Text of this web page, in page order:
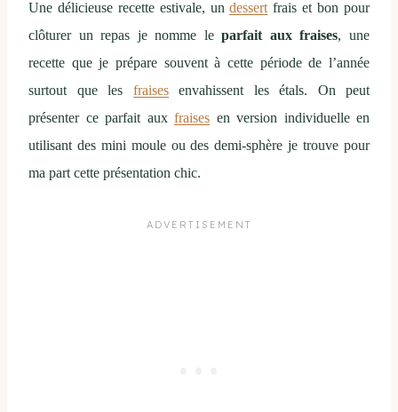
Une délicieuse recette estivale, undessert frais et bon pour
clôturer un repas je nomme leparfait aux fraises, une
recette que je prépare souvent à cette période de l’année
surtout que les fraisesenvahissent les étals. On peut
présenter ce parfait aux fraises en version individuelle en
utilisant des mini moule ou des demi-sphère je trouve pour
ma part cette présentation chic.